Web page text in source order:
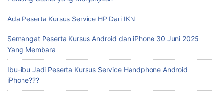
Ada Peserta Kursus Service HP Dari IKN
Semangat Peserta Kursus Android dan iPhone 30 Juni 2025
Yang Membara
Ibu-ibu Jadi Peserta Kursus Service Handphone Android
iPhone???